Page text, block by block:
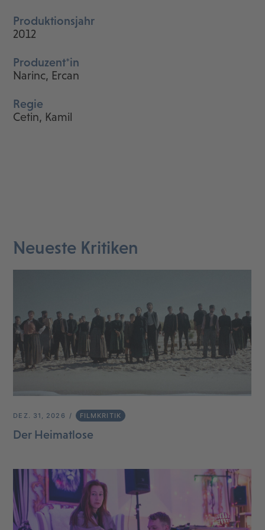
Produktionsjahr
2012
Produzent*in
Narinc, Ercan
Regie
Cetin, Kamil
Neueste Kritiken
DEZ. 31, 2026 FILMKRITIK
Der Heimatlose